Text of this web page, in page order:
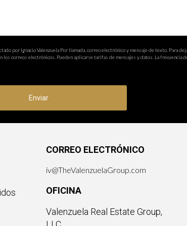
estudiantes elegibles.
tu salario potencial y brindarte habilidades
sobre cómo inscribirte en un curso aprobado por
por Ignacio Valenzuela Por llamada, correo electrónico y mensaje de texto. Para
correos electrónicos. Pueden aplicarse tarifas de mensajes y datos. La frecuencia
Enviar
CORREO ELECTRÓNICO
iv@TheValenzuelaGroup.com
OFICINA
Valenzuela Real Estate Group,